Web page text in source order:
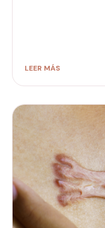
LEER MÁS